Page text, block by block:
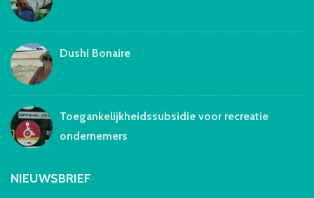
Dushi Bonaire
Toegankelijkheidssubsidie voor recreatie
ondernemers
NIEUWSBRIEF